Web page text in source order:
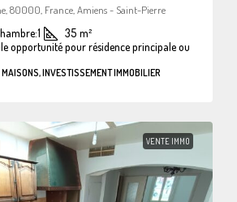
80000, France, Amiens - Saint-Pierre
1 35 m²
opportunité pour résidence principale ou
INVESTISSEMENT IMMOBILIER
VENTE IMMO